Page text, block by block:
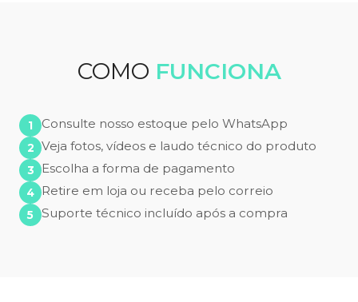
COMO FUNCIONA
Consulte nosso estoque pelo WhatsApp
Veja fotos, vídeos e laudo técnico do produto
Escolha a forma de pagamento
Retire em loja ou receba pelo correio
Suporte técnico incluído após a compra